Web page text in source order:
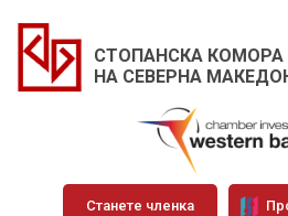
СТОПАНСКА КОМОРА
НА СЕВЕРНА
Станете членка